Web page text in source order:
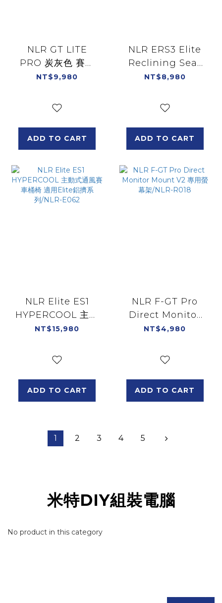
NLR GT LITE
PRO 炭灰色 賽車
椅 賽車架 適用直驅
援各廠牌方向盤 可
疊/NLR-S031GR
NT$9,980
ADD TO CART
NLR ERS3 Elite
Reclining Seat
透氣網布版 可調整
鋁擠系列/NLR-
NT$8,980
ADD TO CART
NLR Elite ES1
HYPERCOOL 主動
式通風賽車桶椅 適
列/NLR-E062
NT$15,980
ADD TO CART
NLR F-GT Pro
Direct Monitor
Mount V2 專用螢
NT$4,980
ADD TO CART
1 2 3 4 5
米特DIY組裝電腦
No product in this category
prev next